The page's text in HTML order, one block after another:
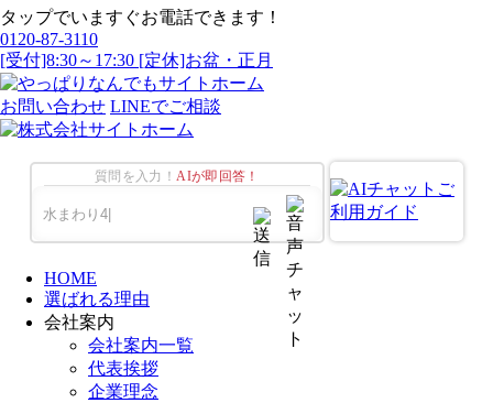
タップでいますぐお電話できます！
0120-87-3110
[受付]8:30～17:30 [定休]お盆・正月
お問い合わせ LINEでご相談
質問を入力！ AIが即回答！
HOME
選ばれる理由
会社案内
会社案内一覧
代表挨拶
企業理念